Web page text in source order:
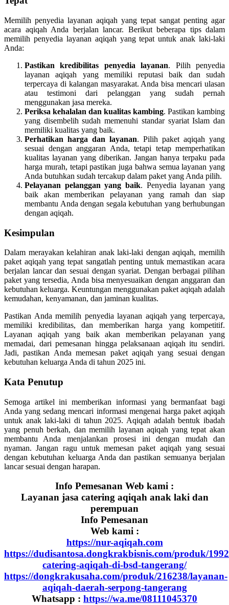
Memilih penyedia layanan aqiqah yang tepat sangat penting agar
acara aqiqah Anda berjalan lancar. Berikut beberapa tips dalam
memilih penyedia layanan aqiqah yang tepat untuk anak laki-laki
Anda:
Pastikan kredibilitas penyedia layanan. Pilih penyedia
layanan aqiqah yang memiliki reputasi baik dan sudah
terpercaya di kalangan masyarakat. Anda bisa mencari ulasan
atau testimoni dari pelanggan yang sudah pernah
menggunakan jasa mereka.
Periksa kehalalan dan kualitas kambing. Pastikan kambing
yang disembelih sudah memenuhi standar syariat Islam dan
memiliki kualitas yang baik.
Perhatikan harga dan layanan. Pilih paket aqiqah yang
sesuai dengan anggaran Anda, tetapi tetap memperhatikan
kualitas layanan yang diberikan. Jangan hanya terpaku pada
harga murah, tetapi pastikan juga bahwa semua layanan yang
Anda butuhkan sudah tercakup dalam paket yang Anda pilih.
Pelayanan pelanggan yang baik. Penyedia layanan yang
baik akan memberikan pelayanan yang ramah dan siap
membantu Anda dengan segala kebutuhan yang berhubungan
dengan aqiqah.
Kesimpulan
Dalam merayakan kelahiran anak laki-laki dengan aqiqah, memilih
paket aqiqah yang tepat sangatlah penting untuk memastikan acara
berjalan lancar dan sesuai dengan syariat. Dengan berbagai pilihan
paket yang tersedia, Anda bisa menyesuaikan dengan anggaran dan
kebutuhan keluarga. Keuntungan menggunakan paket aqiqah adalah
kemudahan, kenyamanan, dan jaminan kualitas.
Pastikan Anda memilih penyedia layanan aqiqah yang terpercaya,
memiliki kredibilitas, dan memberikan harga yang kompetitif.
Layanan aqiqah yang baik akan memberikan pelayanan yang
memadai, dari pemesanan hingga pelaksanaan aqiqah itu sendiri.
Jadi, pastikan Anda memesan paket aqiqah yang sesuai dengan
kebutuhan keluarga Anda di tahun 2025 ini.
Kata Penutup
Semoga artikel ini memberikan informasi yang bermanfaat bagi
Anda yang sedang mencari informasi mengenai harga paket aqiqah
untuk anak laki-laki di tahun 2025. Aqiqah adalah bentuk ibadah
yang penuh berkah, dan memilih layanan aqiqah yang tepat akan
membantu Anda menjalankan prosesi ini dengan mudah dan
nyaman. Jangan ragu untuk memesan paket aqiqah yang sesuai
dengan kebutuhan keluarga Anda dan pastikan semuanya berjalan
lancar sesuai dengan harapan.
Info Pemesanan Web kami :
Layanan jasa catering aqiqah anak laki dan
perempuan
Info Pemesanan
Web kami :
https://nur-aqiqah.com
https://dudisantosa.dongkrakbisnis.com/produk/
catering-aqiqah-di-bsd-tangerang/
https://dongkrakusaha.com/produk/216238/layanan-
aqiqah-daerah-serpong-tangerang
Whatsapp : https://wa.me/08111045370